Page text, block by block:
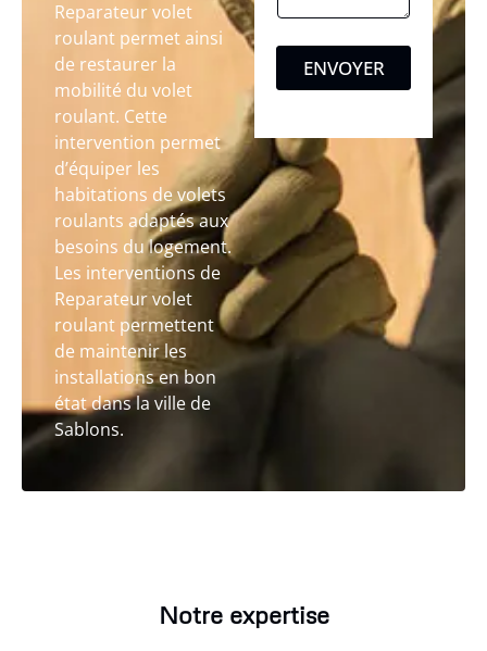
Reparateur volet
roulant permet ainsi
de restaurer la
mobilité du volet
roulant. Cette
intervention permet
d’équiper les
habitations de volets
roulants adaptés aux
besoins du logement.
Les interventions de
Reparateur volet
roulant permettent
de maintenir les
installations en bon
état dans la ville de
Sablons.
ENVOYER
Notre expertise